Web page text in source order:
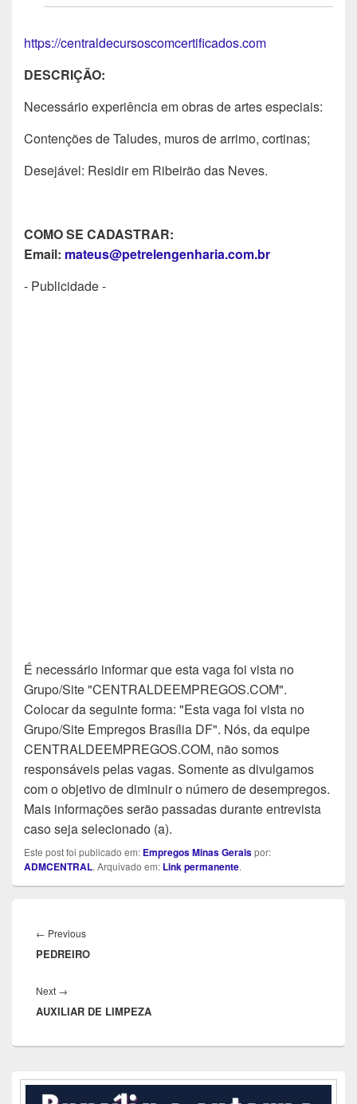
https://centraldecursoscomcertificados.com
DESCRIÇÃO:
Necessário experiência em obras de artes especiais:
Contenções de Taludes, muros de arrimo, cortinas;
Desejável: Residir em Ribeirão das Neves.
COMO SE CADASTRAR:
Email: mateus@petrelengenharia.com.br
- Publicidade -
É necessário informar que esta vaga foi vista no
Grupo/Site "CENTRALDEEMPREGOS.COM".
Colocar da seguinte forma: "Esta vaga foi vista no
Grupo/Site Empregos Brasília DF". Nós, da equipe
CENTRALDEEMPREGOS.COM, não somos
responsáveis pelas vagas. Somente as divulgamos
com o objetivo de diminuir o número de desempregos.
Mais informações serão passadas durante entrevista
caso seja selecionado (a).
Este post foi publicado em: Empregos Minas Geraispor:
ADMCENTRAL. Arquivado em: Link permanente.
de
Post
← PreviousPrevious
post:
PEDREIRO
Next →
post:
AUXILIAR DE LIMPEZA
Área